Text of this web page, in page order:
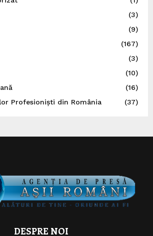
(3)
(9)
(167)
(3)
(10)
(16)
Profesioniști din România
(37)
DESPRE NOI